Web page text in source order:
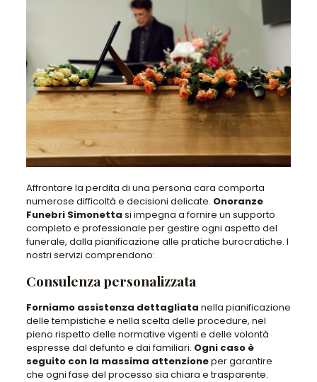
Affrontare la perdita di una persona cara comporta
numerose difficoltà e decisioni delicate. Onoranze
Funebri Simonetta si impegna a fornire un supporto
completo e professionale per gestire ogni aspetto del
funerale, dalla pianificazione alle pratiche burocratiche. I
nostri servizi comprendono:
Consulenza personalizzata
Forniamo assistenza dettagliata nella pianificazione
delle tempistiche e nella scelta delle procedure, nel
pieno rispetto delle normative vigenti e delle volontà
espresse dal defunto e dai familiari. Ogni caso è
seguito con la massima attenzioneper garantire
che ogni fase del processo sia chiara e trasparente.